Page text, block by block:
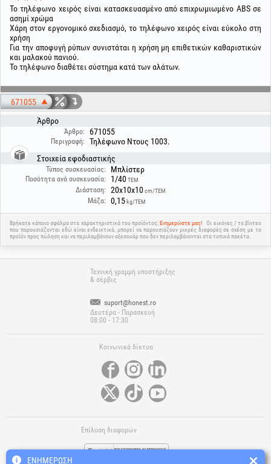
Το τηλέφωνο χειρός είναι κατασκευασμένο από επιχρωμιωμένο ABS σε
ασημί χρώμα
Χάρη στον εργονομικό σχεδιασμό, το τηλέφωνο χειρός είναι εύκολο στη
χρήση
Για την αποφυγή ρύπων συνιστάται η χρήση μη επιθετικών καθαριστικών
και μαλακού πανιού.
Το τηλέφωνο διαθέτει σύστημα κατά των αλάτων.
671055
Άρθρο
Άρθρο: 671055
Περιγραφή:
Τηλέφωνο Ντους 1003.
Στοιχεία εφοδιαστικής
Τύπος συσκευασίας: Μπλίστερ
Ποσότητα ανά συσκευασία: 1/40ΤΕΜ
Διάσταση: 20x10x10cm/ΤΕΜ
Μάζα: 0,15 kg/ΤΕΜ
Βρήκατε κάποιο σφάλμα στα χαρακτηριστικά του προϊόντος;Ενημερώστε μας!
Οι εικόνες / τα βίντεο
που παρουσιάζονται εδώ είναι ενδεικτικά, μπορεί να παρουσιάζουν μικρές διαφορές σε σχέση με το
προϊόν προς πώληση και να περιλαμβάνουν αξεσουάρ που δεν περιλαμβάνονται στα τυπικά πακέτα.
Τεχνική γραμμή υποστήριξης
& σέρβις
suport@honest.ro
Δευτέρα - Παρασκευή
08:00 - 17:30
Κοινωνικά δίκτυα
Επίλυση διαφορών
ΕΝΗΜΈΡΩΣΗ